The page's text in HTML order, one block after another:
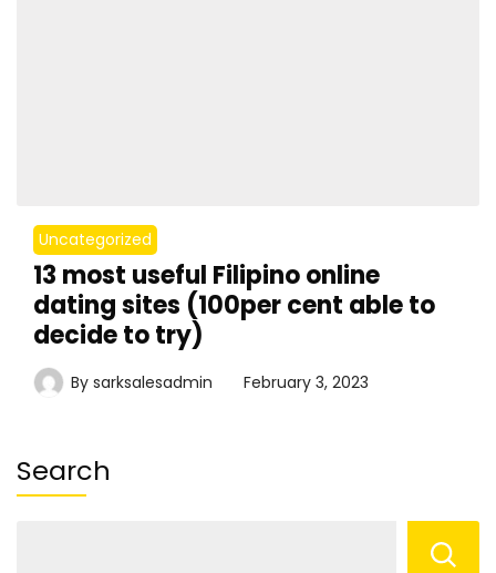
Uncategorized
13 most useful Filipino online
dating sites (100per cent able to
decide to try)
By sarksalesadmin February 3, 2023
Search